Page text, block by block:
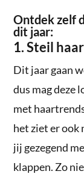
Ontdek zelf
dit jaar:
1. Steil haar
Dit jaar gaan
dus mag deze
met
het ziet er ook
jij gezegend
klappen. Zo